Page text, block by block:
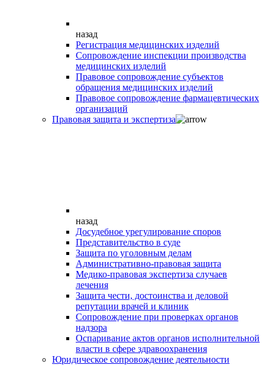
назад
Регистрация медицинских изделий
Сопровождение инспекции производства
медицинских изделий
Правовое сопровождение субъектов
обращения медицинских изделий
Правовое сопровождение фармацевтических
организаций
Правовая защита и экспертиза
назад
Досудебное урегулирование споров
Представительство в суде
Защита по уголовным делам
Административно-правовая защита
Медико-правовая экспертиза случаев
лечения
Защита чести, достоинства и деловой
репутации врачей и клиник
Сопровождение при проверках органов
надзора
Оспаривание актов органов исполнительной
власти в сфере здравоохранения
Юридическое сопровождение деятельности